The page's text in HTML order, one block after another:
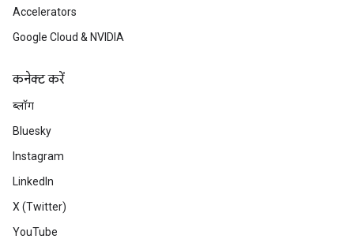
Accelerators
Google Cloud & NVIDIA
कनेक्ट करें
ब्लॉग
Bluesky
Instagram
LinkedIn
X (Twitter)
YouTube